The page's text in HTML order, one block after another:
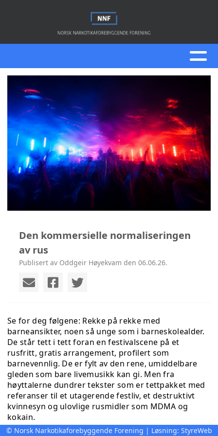
Den kommersielle normaliseringen
av rus
Publisert av Oddgeir Høyekvam den 06.06.26.
Se for deg følgene: Rekke på rekke med
barneansikter, noen så unge som i barneskolealder.
De står tett i tett foran en festivalscene på et
rusfritt, gratis arrangement, profilert som
barnevennlig. De er fylt av den rene, umiddelbare
gleden som bare livemusikk kan gi. Men fra
høyttalerne dundrer tekster som er tettpakket med
referanser til et utagerende festliv, et destruktivt
kvinnesyn og ulovlige rusmidler som MDMA og
kokain.
© Norsk Narkotikaforebyggende Forening | Løsning: StyreWeb